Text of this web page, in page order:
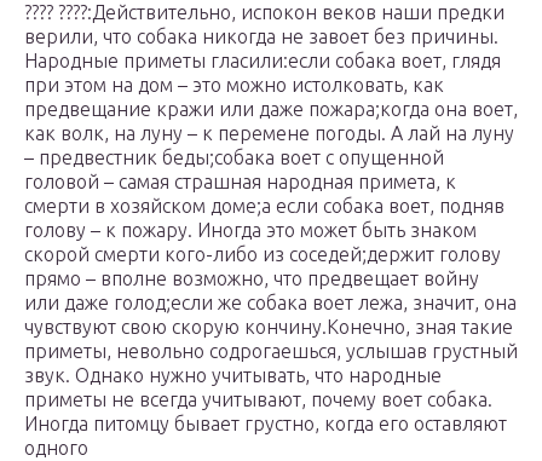
???? ????:Действительно, испокон веков наши предки
верили, что собака никогда не завоет без причины.
Народные приметы гласили:если собака воет, глядя
при этом на дом – это можно истолковать, как
предвещание кражи или даже пожара;когда она воет,
как волк, на луну – к перемене погоды. А лай на луну
– предвестник беды;собака воет с опущенной
головой – самая страшная народная примета, к
смерти в хозяйском доме;а если собака воет, подняв
голову – к пожару. Иногда это может быть знаком
скорой смерти кого-либо из соседей;держит голову
прямо – вполне возможно, что предвещает войну
или даже голод;если же собака воет лежа, значит, она
чувствуют свою скорую кончину.Конечно, зная такие
приметы, невольно содрогаешься, услышав грустный
звук. Однако нужно учитывать, что народные
приметы не всегда учитывают, почему воет собака.
Иногда питомцу бывает грустно, когда его оставляют
одного